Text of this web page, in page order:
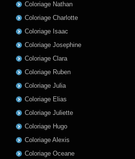
Coloriage Nathan
Coloriage Charlotte
Coloriage Isaac
Coloriage Josephine
Coloriage Clara
Coloriage Ruben
Coloriage Julia
Coloriage Elias
Coloriage Juliette
Coloriage Hugo
Coloriage Alexis
Coloriage Oceane